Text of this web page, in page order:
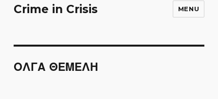
Crime in Crisis MENU
ΟΛΓΑ ΘΕΜΕΛΗ